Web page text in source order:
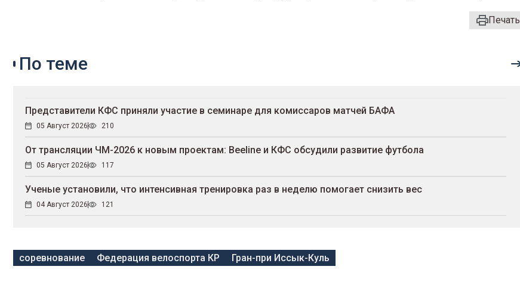
Печать
По теме
Представители КФС приняли участие в семинаре для комиссаров матчей БАФА
05 Август 2026 210
От трансляции ЧМ-2026 к новым проектам: Beeline и КФС обсудили развитие футбола
05 Август 2026 117
Ученые установили, что интенсивная тренировка раз в неделю помогает снизить вес
04 Август 2026 121
соревнование Федерация велоспорта КР Гран-при Иссык-Куль